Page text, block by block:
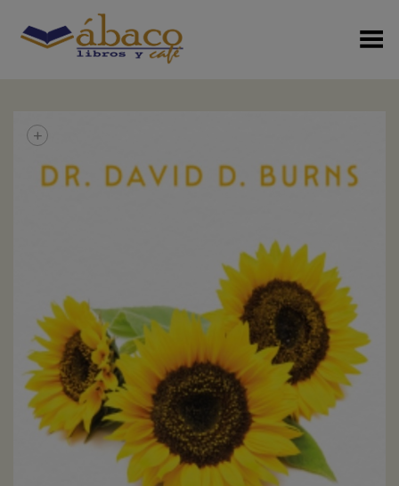
Menú Alterno
+